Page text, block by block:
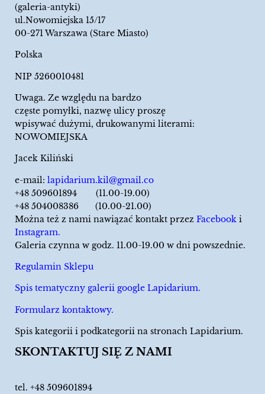
(galeria-antyki)
ul.Nowomiejska 15/17
00-271 Warszawa (Stare Miasto)
Polska
NIP 5260010481
Uwaga. Ze względu na bardzo
częste pomyłki, nazwę ulicy proszę
wpisywać dużymi, drukowanymi literami:
NOWOMIEJSKA
Jacek Kiliński
e-mail: lapidarium.kil@gmail.co
+48 509601894 (11.00-19.00)
+48 504008386 (10.00-21.00)
Można też z nami nawiązać kontakt przez Facebook i
Instagram.
Galeria czynna w godz. 11.00-19.00 w dni powszednie.
Regulamin Sklepu
Spis tematyczny galerii google Lapidarium.
Formularz kontaktowy.
Spis kategorii i podkategorii na stronach Lapidarium.
SKONTAKTUJ SIĘ Z NAMI
tel. +48 509601894